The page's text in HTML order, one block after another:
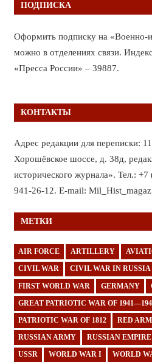
ПОДПИСКА
Оформить подписку на «Военно-
можно в отделениях связи.
«Пресса России» – 39887.
КОНТАКТЫ
Адрес редакции для переписки:
Хорошёвское шоссе, д. 38д,
исторического журнала». Тел.:
941-26-12. E-mail:
МЕТКИ
AIR FORCE ARTILLERY
CIVIL WAR CIVIL WAR IN RUSSIA
FIRST WORLD WAR GERMANY
GREAT PATRIOTIC WAR OF
PATRIOTIC WAR OF 1812 RED
RUSSIAN ARMY RUSSIAN EMPIRE
USSR WORLD WAR I WORLD